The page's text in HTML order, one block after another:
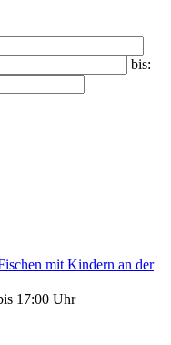
bis:
mit Kindern an der
17:00 Uhr